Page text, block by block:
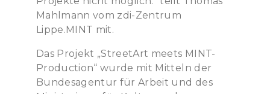
Mahlmann vom zdi-Zentrum
Lippe.MINT mit.
Das Projekt „StreetArt meets MINT-
Production“ wurde mit Mitteln der
Bundesagentur für Arbeit und des